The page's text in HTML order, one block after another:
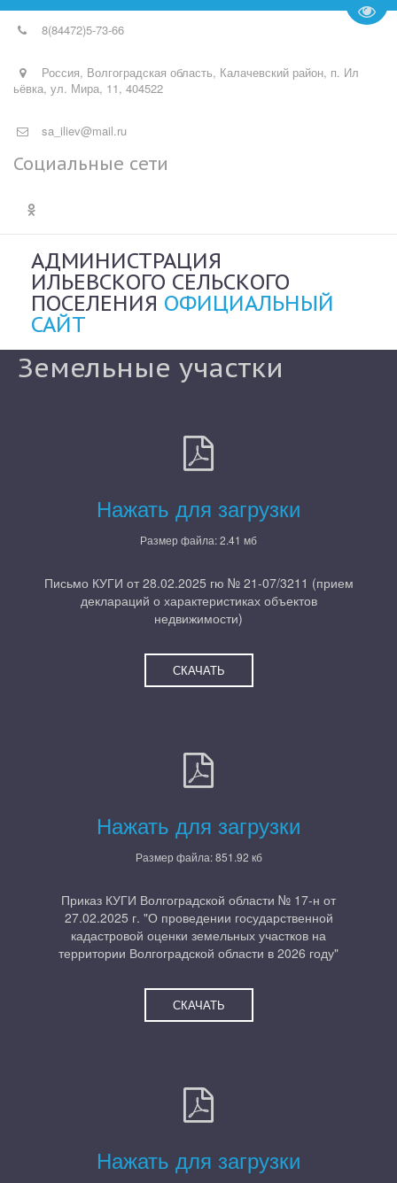
8(84472)5-73-66
Россия, Волгоградская область, Калачевский район, п. Ил
ьёвка, ул. Мира, 11, 404522
sa_iliev@mail.ru
Социальные сети
АДМИНИСТРАЦИЯ
ИЛЬЕВСКОГО СЕЛЬСКОГО
ПОСЕЛЕНИЯ ОФИЦИАЛЬНЫЙ
САЙТ
Земельные участки
Нажать для загрузки
Размер файла: 2.41 мб
Письмо КУГИ от 28.02.2025 гю № 21-07/3211 (прием
деклараций о характеристиках объектов
недвижимости)
СКАЧАТЬ
Нажать для загрузки
Размер файла: 851.92 кб
Приказ КУГИ Волгоградской области № 17-н от
27.02.2025 г. "О проведении государственной
кадастровой оценки земельных участков на
территории Волгоградской области в 2026 году"
СКАЧАТЬ
Нажать для загрузки